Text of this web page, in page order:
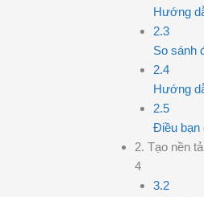
Hướng
2.3
So sánh
2.4
Hướng
2.5
Điều bạn
2. Tạo nền
4
3.2